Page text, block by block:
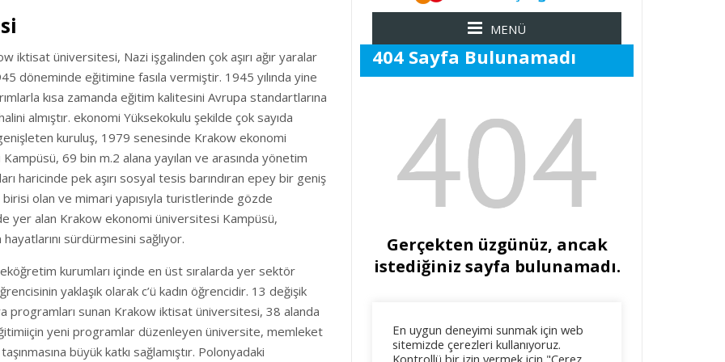
iktisat üniversitesi, Nazi işgalinden çok aşırı ağır yaralar
döneminde eğitimine fasıla vermiştir. 1945 yılında yine
kısa zamanda eğitim kalitesini Avrupa standartlarına
almıştır. ekonomi Yüksekokulu şekilde çok sayıda
kuruluş, 1979 senesinde Krakow ekonomi
69 bin m.2 alana yayılan ve arasında yönetim
haricinde pek aşırı sosyal tesis barındıran epey bir geniş
olan ve mimari yapısıyla turistlerinde gözde
yer alan Krakow ekonomi üniversitesi Kampüsü,
sürdürmesini sağlıyor.
kurumları içinde en üst sıralarda yer sektör
yaklaşık olarak c’ü kadın öğrencidir. 13 değişik
programları sunan Krakow iktisat üniversitesi, 38 alanda
yeni programlar düzenleyen üniversite, memleket
büyük katkı sağlamıştır. Polonyadaki